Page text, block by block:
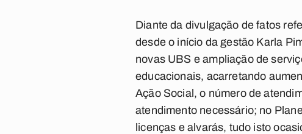
Diante da divulgação de fatos
desde o início da gestão Karla
novas UBS e ampliação de
educacionais, acarretando
Ação Social, o número de
atendimento necessário; no
licenças e alvarás, tudo isto